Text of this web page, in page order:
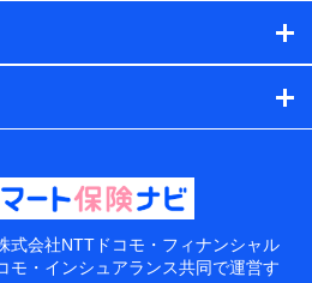
式会社NTTドコモ・フィナンシャル
モ・インシュアランス共同で運営す